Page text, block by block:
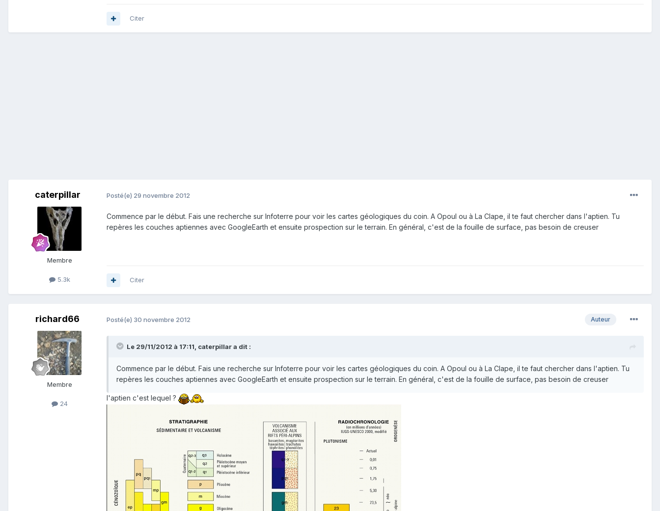
Citer
caterpillar
Membre
5.3k
Posté(e) 29 novembre 2012
Commence par le début. Fais une recherche sur Infoterre pour voir les cartes géologiques du coin. A Opoul ou à La Clape, il te faut chercher dans l'aptien. Tu
repères les couches aptiennes avec GoogleEarth et ensuite prospection sur le terrain. En général, c'est de la fouille de surface, pas besoin de creuser
Citer
richard66
Membre
24
Auteur
Posté(e) 30 novembre 2012
Le 29/11/2012 à 17:11, caterpillar a dit :
Commence par le début. Fais une recherche sur Infoterre pour voir les cartes géologiques du coin. A Opoul ou à La Clape, il te faut chercher dans l'aptien. Tu
repères les couches aptiennes avec GoogleEarth et ensuite prospection sur le terrain. En général, c'est de la fouille de surface, pas besoin de creuser
l'aptien c'est lequel ?